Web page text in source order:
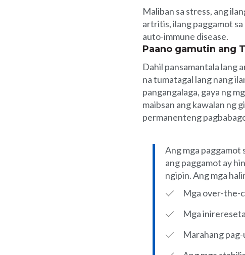
Maliban sa stress, ang
artritis, ilang paggamot
auto-immune disease.
Paano gamutin ang
Dahil pansamantala lang
na tumatagal lang nang
pangangalaga, gaya ng
maibsan ang kawalan ng
permanenteng
Ang mga paggamot
ang paggamot ay
ngipin. Ang mga
Mga over-the-
Mga
Marahang